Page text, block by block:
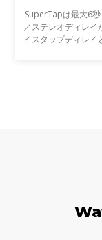
SuperTapは最大6
／ステレオディレイ
イスタップディレイ